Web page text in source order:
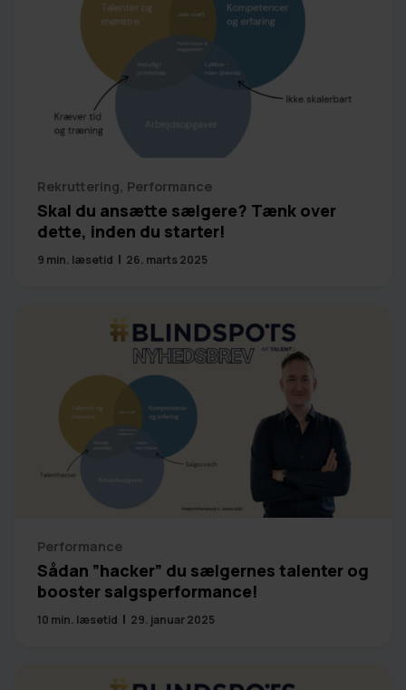
Rekruttering Performance
Skal du ansætte sælgere? Tænk over
dette, inden du starter!
9 min. læsetid 26. marts 2025
Performance
Sådan ”hacker” du sælgernes talenter og
booster salgsperformance!
10 min. læsetid 29. januar 2025